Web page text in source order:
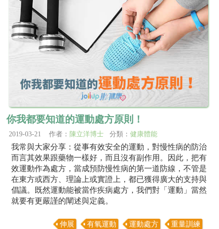
你我都要知道的運動處方原則！
2019-03-21 作者： 陳立洋博士 分類： 健康體能
我常與大家分享：從事有效安全的運動，對慢性病的防治
而言其效果跟藥物一樣好，而且沒有副作用。因此，把有
效運動作為處方，當成預防慢性病的第一道防線，不管是
在東方或西方、理論上或實證上，都已獲得廣大的支持與
倡議。既然運動能被當作疾病處方，我們對「運動」當然
就要有更嚴謹的闡述與定義。
伸展 有氧運動 運動處方 重量訓練